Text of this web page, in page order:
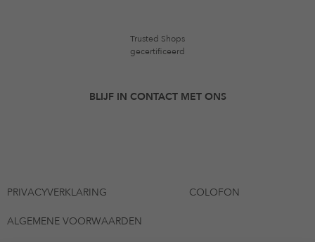
Trusted Shops
gecertificeerd
BLIJF IN CONTACT MET ONS
PRIVACYVERKLARING COLOFON
ALGEMENE VOORWAARDEN